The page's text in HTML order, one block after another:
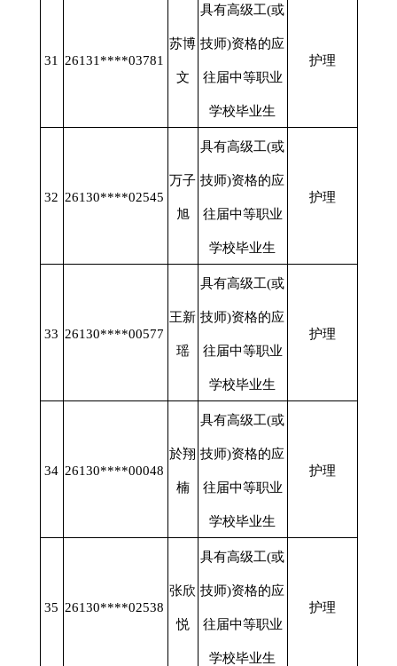
31 26131****03781
苏博
文
具有高级工(或
技师)资格的应
往届中等职业
学校毕业生
护理
32 26130****02545
万子
旭
具有高级工(或
技师)资格的应
往届中等职业
学校毕业生
护理
33 26130****00577
王新
瑶
具有高级工(或
技师)资格的应
往届中等职业
学校毕业生
护理
34 26130****00048
於翔
楠
具有高级工(或
技师)资格的应
往届中等职业
学校毕业生
护理
35 26130****02538
张欣
悦
具有高级工(或
技师)资格的应
往届中等职业
学校毕业生
护理